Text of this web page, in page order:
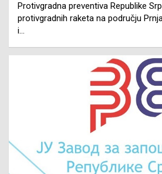
Protivgradna preventiva Republike
protivgradnih raketa na području
i…